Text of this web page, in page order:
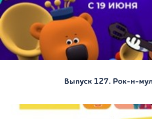
Выпуск 127. Рок-н-